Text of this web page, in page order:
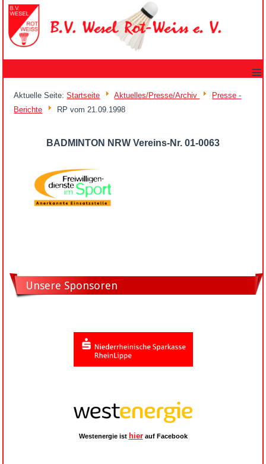
≡
Aktuelle Seite:Startseite Aktuelles/Presse/Archiv
Presse -
Berichte
RP vom 21.09.1998
BADMINTON NRW Vereins-Nr. 01-0063
Unsere Sponsoren
Westenergie ist hierauf Facebook